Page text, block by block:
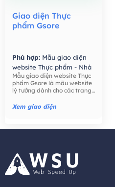
Giao diện Thực
phẩm Gsore
Phù hợp: Mẫu giao diện
website Thực phẩm - Nhà
Hàng,Mẫu giao diện
website Bán hàng -
Thương mại điện tử,
Mẫu giao diện website Thực
phẩm Gsore là mẫu website
lý tưởng dành cho các trang
phẩm, công ty thực phẩm,
thực phẩm hữu cơ, nước ép
trái cây, ..
Xem giao diện